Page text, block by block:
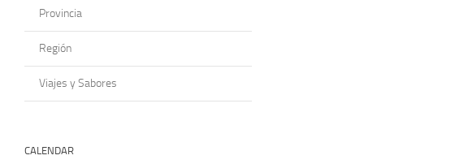
Provincia
Región
Viajes y Sabores
CALENDAR